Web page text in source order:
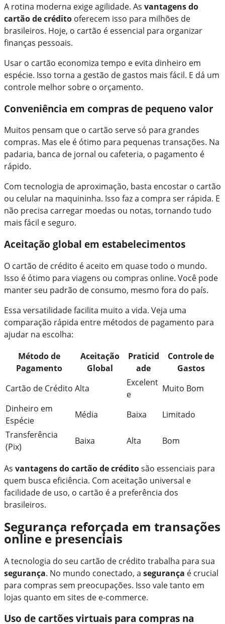
A rotina moderna exige agilidade. As vantagens do
cartão de crédito oferecem isso para milhões de
brasileiros. Hoje, o cartão é essencial para organizar
finanças pessoais.
Usar o cartão economiza tempo e evita dinheiro em
espécie. Isso torna a gestão de gastos mais fácil. E dá um
controle melhor sobre o orçamento.
Conveniência em compras de pequeno valor
Muitos pensam que o cartão serve só para grandes
compras. Mas ele é ótimo para pequenas transações. Na
padaria, banca de jornal ou cafeteria, o pagamento é
rápido.
Com tecnologia de aproximação, basta encostar o cartão
ou celular na maquininha. Isso faz a compra ser rápida. E
não precisa carregar moedas ou notas, tornando tudo
mais fácil e seguro.
Aceitação global em estabelecimentos
O cartão de crédito é aceito em quase todo o mundo.
Isso é ótimo para viagens ou compras online. Você pode
manter seu padrão de consumo, mesmo fora do país.
Essa versatilidade facilita muito a vida. Veja uma
comparação rápida entre métodos de pagamento para
ajudar na escolha:
Método de
Pagamento
Aceitação
Global
Praticid
ade
Controle de
Gastos
Cartão de Crédito Alta
Excelent
e
Muito Bom
Dinheiro em
Espécie
Média Baixa
Limitado
Transferência
(Pix)
Baixa Alta Bom
As vantagens do cartão de créditosão essenciais para
quem busca eficiência. Com aceitação universal e
facilidade de uso, o cartão é a preferência dos
brasileiros.
Segurança reforçada em transações
online e presenciais
A tecnologia do seu cartão de crédito trabalha para sua
segurança. No mundo conectado, a segurança é crucial
para compras sem preocupações. Isso vale tanto em
lojas quanto em sites de e-commerce.
Uso de cartões virtuais para compras na